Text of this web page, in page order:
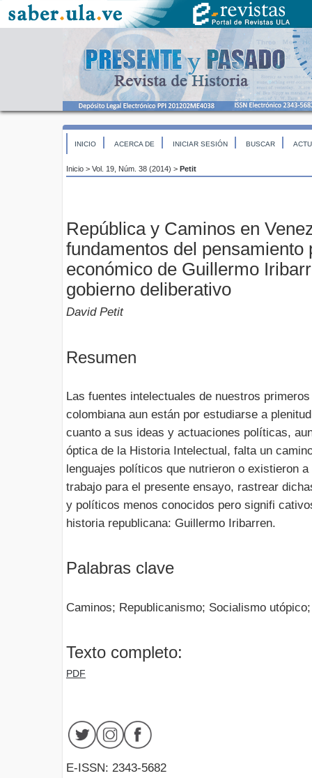
INICIO ACERCA DE INICIAR SESIÓN BUSCAR
Inicio > Vol. 19, Núm. 38 (2014) > Petit
República y Caminos en
fundamentos del pensamiento
económico de Guillermo
gobierno deliberativo
David Petit
Resumen
Las fuentes intelectuales de nuestros
colombiana aun están por estudiarse a
cuanto a sus ideas y actuaciones políticas,
óptica de la Historia Intelectual, falta un
lenguajes políticos que nutrieron o existieron
trabajo para el presente ensayo, rastrear
y políticos menos conocidos pero signifi
historia republicana: Guillermo Iribarren.
Palabras clave
Caminos; Republicanismo; Socialismo
Texto completo:
PDF
E-ISSN: 2343-5682